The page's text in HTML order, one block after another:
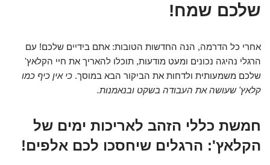
שלכם שמח!
אחרי כל הדרמה, הנה החדשות הטובות: אתם בידיים שלכם! עם
הרגלי נהיגה נכונים ומעט מודעות, תוכלו להאריך את חיי הקלאץ'
שלכם משמעותית ולדחות את הביקור הבא במוסך. כי אין כיף כמו
קלאץ' שעושה את העבודה בשקט ובנאמנות.
חמשת כללי הזהב לאריכות ימים של
הקלאץ': הרגלים שיחסכו לכם אלפים!